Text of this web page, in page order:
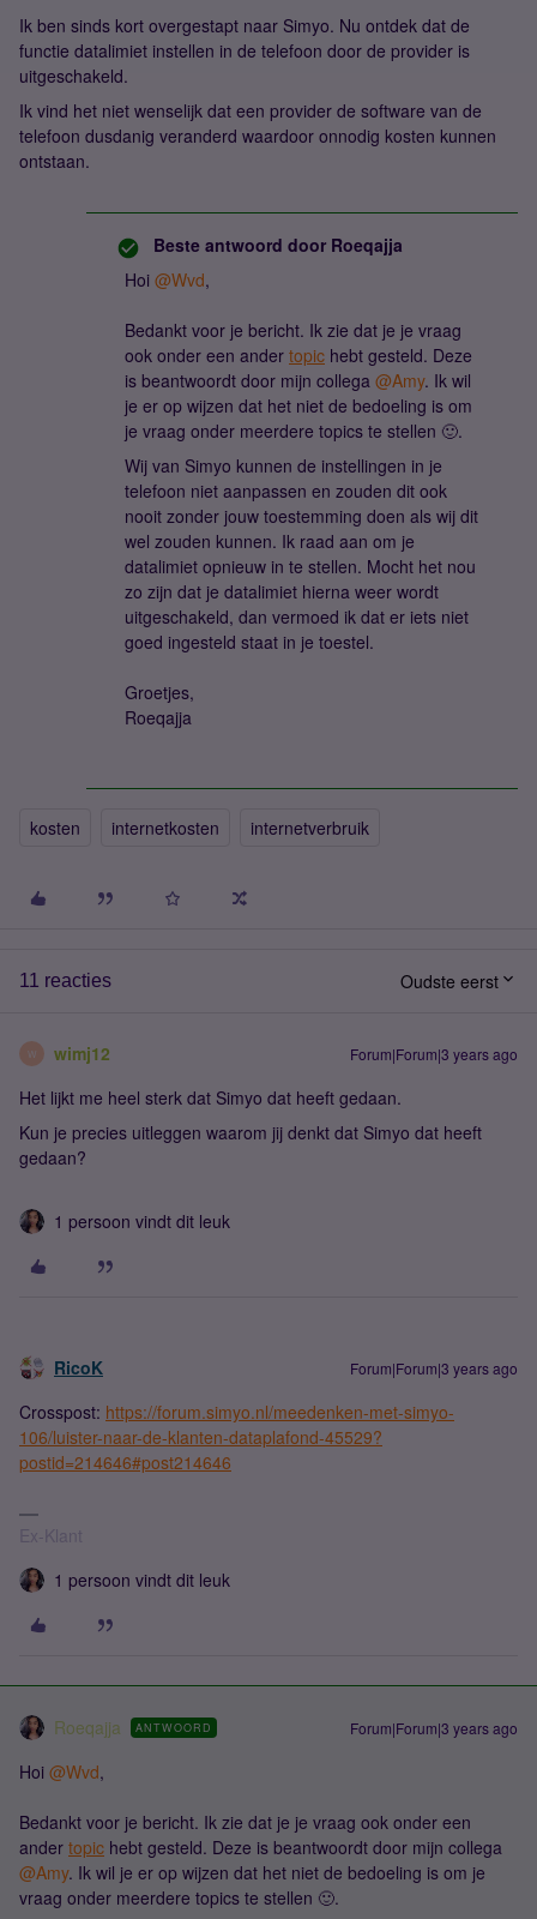
Ik ben sinds kort overgestapt naar Simyo. Nu ontdek dat de
functie datalimiet instellen in de telefoon door de provider is
uitgeschakeld.
Ik vind het niet wenselijk dat een provider de software van de
telefoon dusdanig veranderd waardoor onnodig kosten kunnen
ontstaan.
Beste antwoord door Roeqajja
Hoi @Wvd,
Bedankt voor je bericht. Ik zie dat je je vraag
ook onder een ander topic hebt gesteld. Deze
is beantwoordt door mijn collega @Amy. Ik wil
je er op wijzen dat het niet de bedoeling is om
je vraag onder meerdere topics te stellen 🙂.
Wij van Simyo kunnen de instellingen in je
telefoon niet aanpassen en zouden dit ook
nooit zonder jouw toestemming doen als wij dit
wel zouden kunnen. Ik raad aan om je
datalimiet opnieuw in te stellen. Mocht het nou
zo zijn dat je datalimiet hierna weer wordt
uitgeschakeld, dan vermoed ik dat er iets niet
goed ingesteld staat in je toestel.
Groetjes,
Roeqajja
kosten internetkosten internetverbruik
11 reacties Oudste eerst
W wimj12 Forum|Forum|3 years ago
Het lijkt me heel sterk dat Simyo dat heeft gedaan.
Kun je precies uitleggen waarom jij denkt dat Simyo dat heeft
gedaan?
1 persoon vindt dit leuk
RicoK Forum|Forum|3 years ago
Crosspost: https://forum.simyo.nl/meedenken-met-simyo-
106/luister-naar-de-klanten-dataplafond-45529?
postid=214646#post214646
Ex-Klant
1 persoon vindt dit leuk
Roeqajja ANTWOORD Forum|Forum|3 years ago
Hoi @Wvd,
Bedankt voor je bericht. Ik zie dat je je vraag ook onder een
ander topic hebt gesteld. Deze is beantwoordt door mijn collega
@Amy. Ik wil je er op wijzen dat het niet de bedoeling is om je
vraag onder meerdere topics te stellen 🙂.